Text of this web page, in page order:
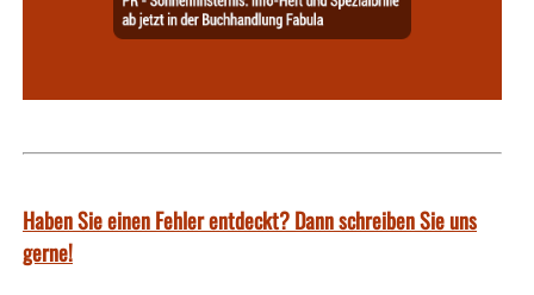
Haben Sie einen Fehler entdeckt? Dann schreiben Sie uns
gerne!